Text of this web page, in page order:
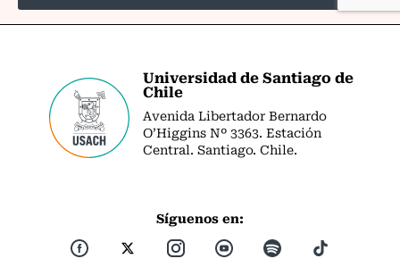
Universidad de Santiago de
Chile
Avenida Libertador Bernardo
O’Higgins Nº 3363. Estación
Central. Santiago. Chile.
Síguenos en: